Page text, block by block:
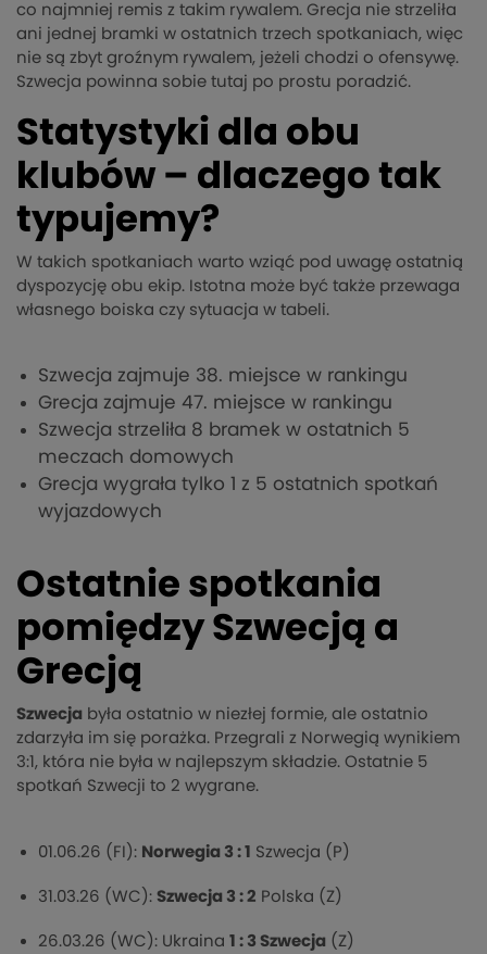
co najmniej remis z takim rywalem. Grecja nie strzeliła
ani jednej bramki w ostatnich trzech spotkaniach, więc
nie są zbyt groźnym rywalem, jeżeli chodzi o ofensywę.
Szwecja powinna sobie tutaj po prostu poradzić.
Statystyki dla obu
klubów – dlaczego tak
typujemy?
W takich spotkaniach warto wziąć pod uwagę ostatnią
dyspozycję obu ekip. Istotna może być także przewaga
własnego boiska czy sytuacja w tabeli.
Szwecja zajmuje 38. miejsce w rankingu
Grecja zajmuje 47. miejsce w rankingu
Szwecja strzeliła 8 bramek w ostatnich 5
meczach domowych
Grecja wygrała tylko 1 z 5 ostatnich spotkań
wyjazdowych
Ostatnie spotkania
pomiędzy Szwecją a
Grecją
Szwecja była ostatnio w niezłej formie, ale ostatnio
zdarzyła im się porażka. Przegrali z Norwegią wynikiem
3:1, która nie była w najlepszym składzie. Ostatnie 5
spotkań Szwecji to 2 wygrane.
01.06.26 (FI): Norwegia 3 : 1 Szwecja (P)
31.03.26 (WC): Szwecja 3 : 2 Polska (Z)
26.03.26 (WC): Ukraina 1 : 3 Szwecja (Z)